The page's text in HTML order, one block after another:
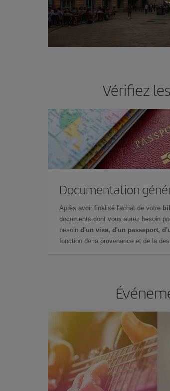
Vérifiez
Documentation
Après avoir finalisé l'achat de votre
documents dont vous aurez besoin
besoin d'un visa, d'un passeport,
fonction de la provenance et de la